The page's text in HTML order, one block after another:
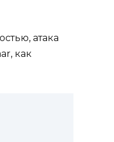
атака
как